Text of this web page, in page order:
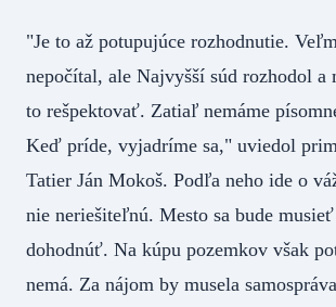
"Je to až potupujúce rozhodnutie.
nepočítal, ale Najvyšší súd rozhodol a
to rešpektovať. Zatiaľ nemáme
Keď príde, vyjadríme sa," uviedol
Tatier Ján Mokoš. Podľa neho ide o
nie neriešiteľnú. Mesto sa bude
dohodnúť. Na kúpu pozemkov však
nemá. Za nájom by musela